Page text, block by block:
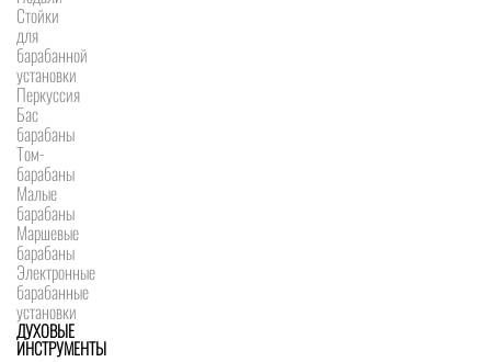
Стойки
для
барабанной
установки
Перкуссия
Бас
барабаны
Том-
барабаны
Малые
барабаны
Маршевые
барабаны
Электронные
барабанные
установки
ДУХОВЫЕ
ИНСТРУМЕНТЫ